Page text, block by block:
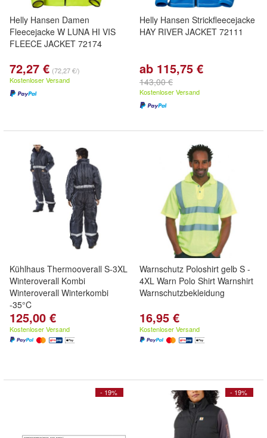
Helly Hansen Damen
Fleecejacke W LUNA HI VIS
FLEECE JACKET 72174
72,27 € (72,27 €/)
Kostenloser Versand
Helly Hansen Strickfleecejacke
HAY RIVER JACKET 72111
ab 115,75 €
143,00 €
Kostenloser Versand
Kühlhaus Thermooverall S-3XL
Winteroverall Kombi
Winteroverall Winterkombi
-35°C
125,00 €
Kostenloser Versand
Warnschutz Poloshirt gelb S -
4XL Warn Polo Shirt Warnshirt
Warnschutzbekleidung
16,95 €
Kostenloser Versand
- 19% - 19%